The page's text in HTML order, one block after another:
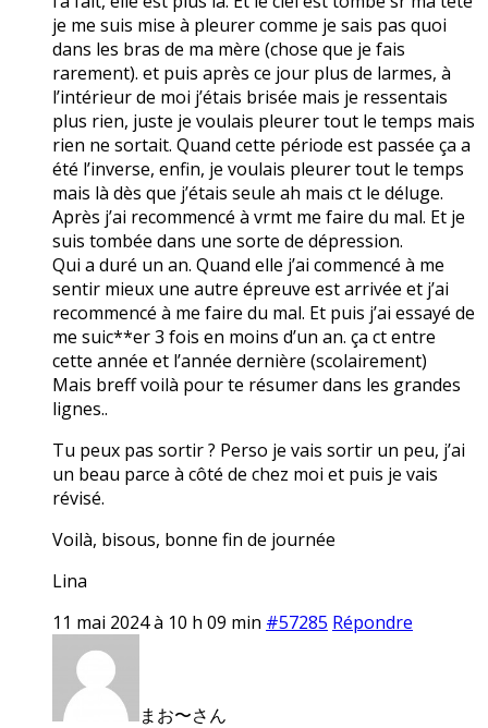
je me suis mise à pleurer comme je sais pas quoi
dans les bras de ma mère (chose que je fais
rarement). et puis après ce jour plus de larmes, à
l’intérieur de moi j’étais brisée mais je ressentais
plus rien, juste je voulais pleurer tout le temps mais
rien ne sortait. Quand cette période est passée ça a
été l’inverse, enfin, je voulais pleurer tout le temps
mais là dès que j’étais seule ah mais ct le déluge.
Après j’ai recommencé à vrmt me faire du mal. Et je
suis tombée dans une sorte de dépression.
Qui a duré un an. Quand elle j’ai commencé à me
sentir mieux une autre épreuve est arrivée et j’ai
recommencé à me faire du mal. Et puis j’ai essayé de
me suic**er 3 fois en moins d’un an. ça ct entre
cette année et l’année dernière (scolairement)
Mais breff voilà pour te résumer dans les grandes
lignes..
Tu peux pas sortir ? Perso je vais sortir un peu, j’ai
un beau parce à côté de chez moi et puis je vais
révisé.
Voilà, bisous, bonne fin de journée
Lina
11 mai 2024 à 10 h 09 min #57285 Répondre
まお〜さん